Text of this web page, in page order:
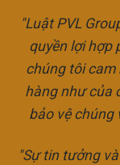
"Luật PVL
quyền lợi hợp
chúng tôi cam
hàng như của
bảo vệ chúng
"Sự tin tưởng